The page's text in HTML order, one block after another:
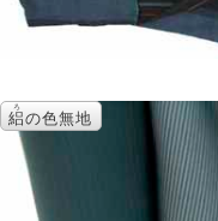
絽
ろ
の色無地